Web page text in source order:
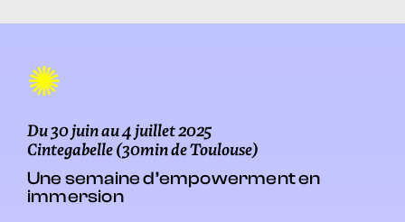
✺
Du 30 juin au 4 juillet 2025
Cintegabelle (30min de Toulouse)
Une semaine d’empowerment en
immersion